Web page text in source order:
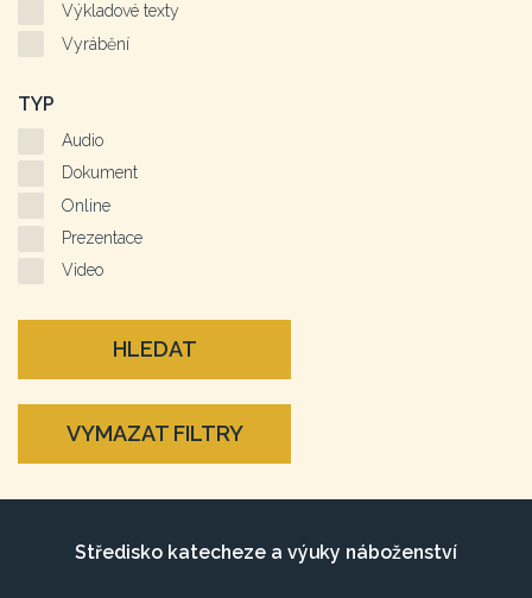
Výkladové texty
Vyrábění
TYP
Audio
Dokument
Online
Prezentace
Video
HLEDAT
VYMAZAT FILTRY
Středisko katecheze a výuky náboženství